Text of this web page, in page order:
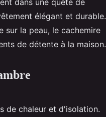
élégant et durable.
sur la peau, le cachemire
de détente à la maison.
de chaleur et d'isolation.